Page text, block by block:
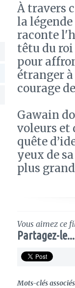
À travers
la
raconte
têtu du roi
pour
étranger à
courage
Gawain
voleurs et
quête
yeux de
plus
Vous aimez ce
Partagez-le...
Mots-clés